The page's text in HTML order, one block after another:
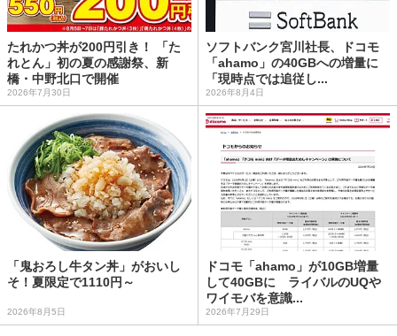
たれかつ丼が200円引き！ 「た
れとん」初の夏の感謝祭、新
橋・中野北口で開催
2026年7月30日
ソフトバンク宮川社長、ドコモ
「ahamo」の40GBへの増量に
「現時点では追従し...
2026年8月4日
「鬼おろし牛タン丼」がおいし
そ！夏限定で1110円～
2026年8月5日
ドコモ「ahamo」が10GB増量
して40GBに ライバルのUQや
ワイモバを意識...
2026年7月29日